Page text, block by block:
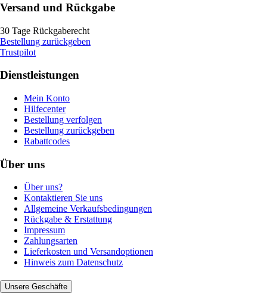
Versand und Rückgabe
30 Tage Rückgaberecht
Bestellung zurückgeben
Trustpilot
Dienstleistungen
Mein Konto
Hilfecenter
Bestellung verfolgen
Bestellung zurückgeben
Rabattcodes
Über uns
Über uns?
Kontaktieren Sie uns
Allgemeine Verkaufsbedingungen
Rückgabe & Erstattung
Impressum
Zahlungsarten
Lieferkosten und Versandoptionen
Hinweis zum Datenschutz
Unsere Geschäfte